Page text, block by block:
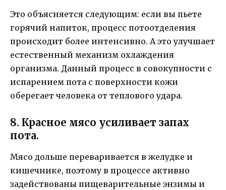
Это объясняется следующим: если вы пьете
горячий напиток, процесс потоотделения
происходит более интенсивно. А это улучшает
естественный механизм охлаждения
организма. Данный процесс в совокупности с
испарением пота с поверхности кожи
оберегает человека от теплового удара.
8. Красное мясо усиливает запах
пота.
Мясо дольше переваривается в желудке и
кишечнике, поэтому в процессе активно
задействованы пищеварительные энзимы и